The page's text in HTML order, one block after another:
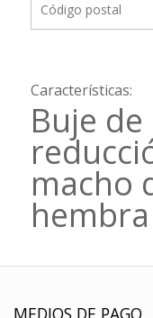
Características:
Buje
macho
hembra